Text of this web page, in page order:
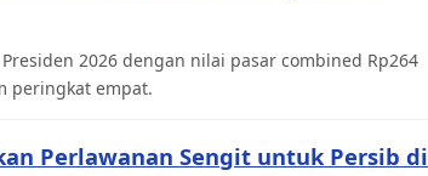
2026 dengan nilai pasar combined Rp264
peringkat empat.
Perlawanan Sengit untuk Persib di